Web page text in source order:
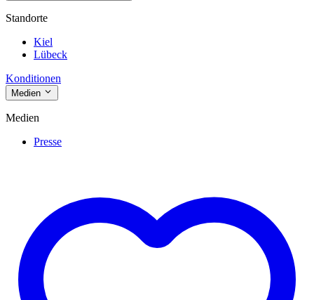
Standorte
Kiel
Lübeck
Konditionen
Medien
Medien
Presse